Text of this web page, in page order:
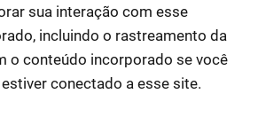
sua interação com esse
incluindo o rastreamento da
o conteúdo incorporado se você
conectado a esse site.